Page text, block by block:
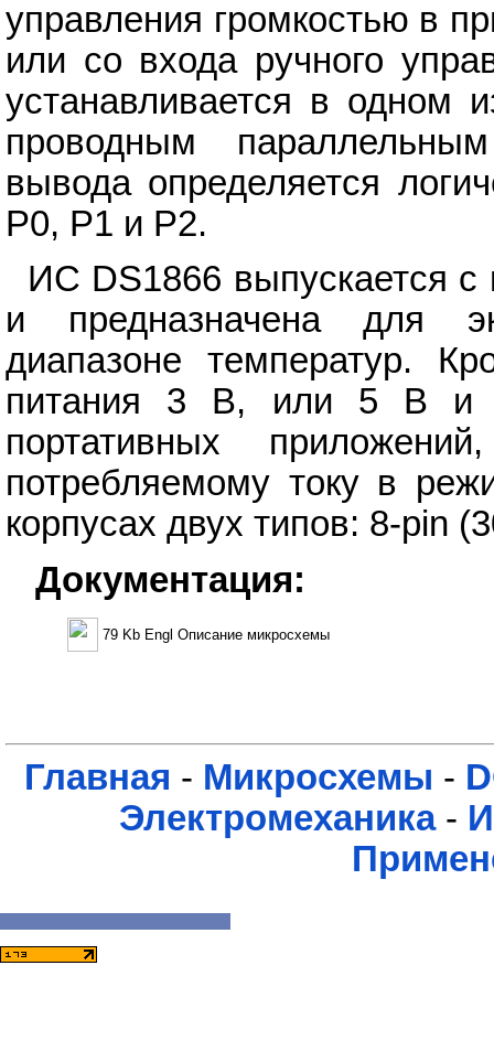
управления громкостью в
или со входа ручного
устанавливается в одном
проводным
вывода определяется
P0, P1 и P2.
ИС DS1866 выпускается
и предназначена для
диапазоне температур.
питания 3 В, или 5 В и
портативных
потребляемому току в
корпусах двух типов: 8-pin
Документация:
79 Kb Engl Описание микросхемы
Главная - Микросхемы -
Электромеханика-